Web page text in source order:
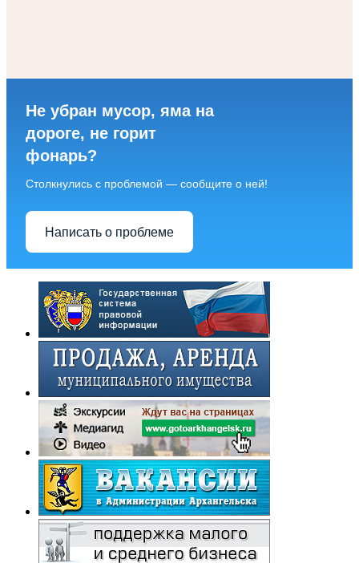
Не убран мусор, яма на
дороге, не горит
фонарь?
Столкнулись с проблемой — сообщите о ней!
Написать о проблеме